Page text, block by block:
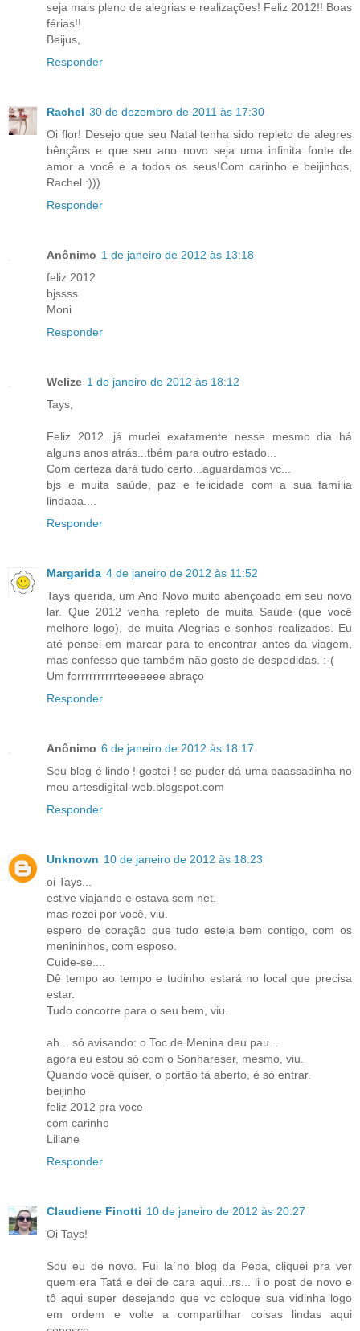
seja mais pleno de alegrias e realizações! Feliz 2012!! Boas
férias!!
Beijus,
Responder
Rachel 30 de dezembro de 2011 às 17:30
Oi flor! Desejo que seu Natal tenha sido repleto de alegres
bênçãos e que seu ano novo seja uma infinita fonte de
amor a você e a todos os seus!Com carinho e beijinhos,
Rachel :)))
Responder
Anônimo 1 de janeiro de 2012 às 13:18
feliz 2012
bjssss
Moni
Responder
Welize 1 de janeiro de 2012 às 18:12
Tays,
Feliz 2012...já mudei exatamente nesse mesmo dia há
alguns anos atrás...tbém para outro estado...
Com certeza dará tudo certo...aguardamos vc...
bjs e muita saúde, paz e felicidade com a sua família
lindaaa....
Responder
Margarida 4 de janeiro de 2012 às 11:52
Tays querida, um Ano Novo muito abençoado em seu novo
lar. Que 2012 venha repleto de muita Saúde (que você
melhore logo), de muita Alegrias e sonhos realizados. Eu
até pensei em marcar para te encontrar antes da viagem,
mas confesso que também não gosto de despedidas. :-(
Um forrrrrrrrrrteeeeeee abraço
Responder
Anônimo 6 de janeiro de 2012 às 18:17
Seu blog é lindo ! gostei ! se puder dá uma paassadinha no
meu artesdigital-web.blogspot.com
Responder
Unknown 10 de janeiro de 2012 às 18:23
oi Tays...
estive viajando e estava sem net.
mas rezei por você, viu.
espero de coração que tudo esteja bem contigo, com os
menininhos, com esposo.
Cuide-se....
Dê tempo ao tempo e tudinho estará no local que precisa
estar.
Tudo concorre para o seu bem, viu.
ah... só avisando: o Toc de Menina deu pau...
agora eu estou só com o Sonhareser, mesmo, viu.
Quando você quiser, o portão tá aberto, é só entrar.
beijinho
feliz 2012 pra voce
com carinho
Liliane
Responder
Claudiene Finotti 10 de janeiro de 2012 às 20:27
Oi Tays!
Sou eu de novo. Fui la´no blog da Pepa, cliquei pra ver
quem era Tatá e dei de cara aqui...rs... li o post de novo e
tô aqui super desejando que vc coloque sua vidinha logo
em ordem e volte a compartilhar coisas lindas aqui